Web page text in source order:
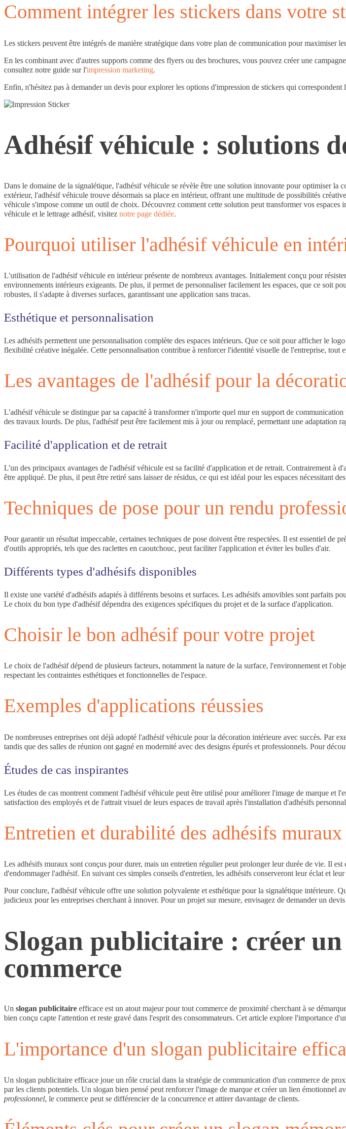
Comment intégrer les stickers dans votre
Les stickers peuvent être intégrés de manière stratégique dans votre plan de communication pour maximiser
En les combinant avec d'autres supports comme des flyers ou des brochures, vous pouvez créer une
consultez notre guide sur l'impression marketing.
Enfin, n'hésitez pas à demander un devis pour explorer les options d'impression de stickers qui
Adhésif véhicule : solutions
Dans le domaine de la signalétique, l'adhésif véhicule se révèle être une solution innovante pour optimiser
extérieur, l'adhésif véhicule trouve désormais sa place en intérieur, offrant une multitude de possibilités
véhicule s'impose comme un outil de choix. Découvrez comment cette solution peut transformer vos
véhicule et le lettrage adhésif, visitez notre page dédiée.
Pourquoi utiliser l'adhésif véhicule en
L'utilisation de l'adhésif véhicule en intérieur présente de nombreux avantages. Initialement conçu pour
environnements intérieurs exigeants. De plus, il permet de personnaliser facilement les espaces, que ce soit
robustes, il s'adapte à diverses surfaces, garantissant une application sans tracas.
Esthétique et personnalisation
Les adhésifs permettent une personnalisation complète des espaces intérieurs. Que ce soit pour afficher le
flexibilité créative inégalée. Cette personnalisation contribue à renforcer l'identité visuelle de l'entreprise, tout
Les avantages de l'adhésif pour la
L'adhésif véhicule se distingue par sa capacité à transformer n'importe quel mur en support de
des travaux lourds. De plus, l'adhésif peut être facilement mis à jour ou remplacé, permettant une adaptation
Facilité d'application et de retrait
L'un des principaux avantages de l'adhésif véhicule est sa facilité d'application et de retrait. Contrairement à
être appliqué. De plus, il peut être retiré sans laisser de résidus, ce qui est idéal pour les espaces nécessitant
Techniques de pose pour un rendu
Pour garantir un résultat impeccable, certaines techniques de pose doivent être respectées. Il est essentiel de
d'outils appropriés, tels que des raclettes en caoutchouc, peut faciliter l'application et éviter les bulles d'air.
Différents types d'adhésifs disponibles
Il existe une variété d'adhésifs adaptés à différents besoins et surfaces. Les adhésifs amovibles sont parfaits
Le choix du bon type d'adhésif dépendra des exigences spécifiques du projet et de la surface d'application.
Choisir le bon adhésif pour votre projet
Le choix de l'adhésif dépend de plusieurs facteurs, notamment la nature de la surface, l'environnement et
respectant les contraintes esthétiques et fonctionnelles de l'espace.
Exemples d'applications réussies
De nombreuses entreprises ont déjà adopté l'adhésif véhicule pour la décoration intérieure avec succès. Par
tandis que des salles de réunion ont gagné en modernité avec des designs épurés et professionnels. Pour
Études de cas inspirantes
Les études de cas montrent comment l'adhésif véhicule peut être utilisé pour améliorer l'image de marque et
satisfaction des employés et de l'attrait visuel de leurs espaces de travail après l'installation d'adhésifs
Entretien et durabilité des adhésifs muraux
Les adhésifs muraux sont conçus pour durer, mais un entretien régulier peut prolonger leur durée de vie. Il
d'endommager l'adhésif. En suivant ces simples conseils d'entretien, les adhésifs conserveront leur éclat et
Pour conclure, l'adhésif véhicule offre une solution polyvalente et esthétique pour la signalétique intérieure.
judicieux pour les entreprises cherchant à innover. Pour un projet sur mesure, envisagez de demander un
Slogan publicitaire : créer
commerce
Un slogan publicitaire efficace est un atout majeur pour tout commerce de proximité cherchant à se
bien conçu capte l'attention et reste gravé dans l'esprit des consommateurs. Cet article explore l'importance
L'importance d'un slogan publicitaire
Un slogan publicitaire efficace joue un rôle crucial dans la stratégie de communication d'un commerce de
par les clients potentiels. Un slogan bien pensé peut renforcer l'image de marque et créer un lien émotionnel
professionnel, le commerce peut se différencier de la concurrence et attirer davantage de clients.